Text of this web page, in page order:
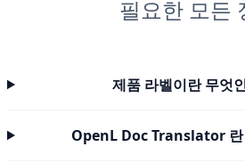
필요한 모든
제품 라벨이란 무엇
OpenL Doc Translator 란